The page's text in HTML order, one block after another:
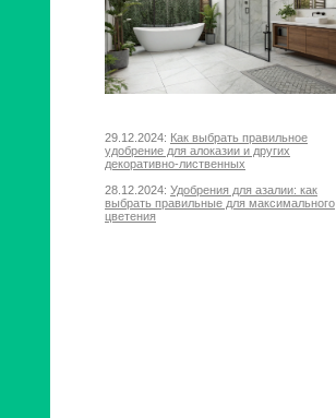
29.12.2024: Как выбрать правильное
удобрение для алоказии и других
декоративно-лиственных
28.12.2024: Удобрения для азалии: как
выбрать правильные для максимального
цветения